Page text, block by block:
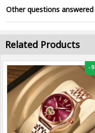
Other questions answered
Related Products
-